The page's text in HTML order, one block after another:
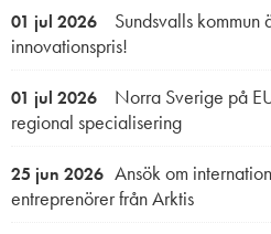
01 jul 2026
Sundsvalls
innovationspris!
01 jul 2026
Norra Sverige på
regional specialisering
25 jun 2026 Ansök om
entreprenörer från Arktis